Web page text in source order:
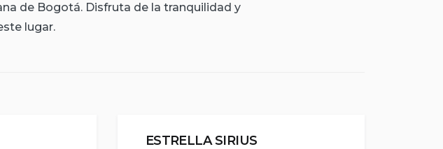
de Bogotá. Disfruta de la tranquilidad y
lugar.
ESTRELLA SIRIUS